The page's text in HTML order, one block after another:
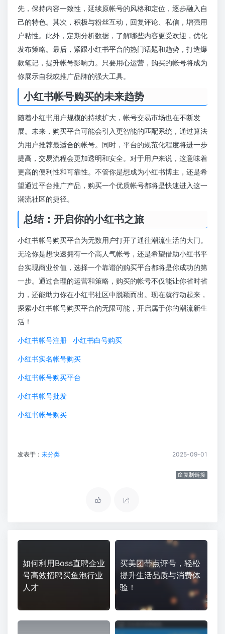
先，保持内容一致性，延续原帐号的风格和定位，逐步融入自
己的特色。其次，积极与粉丝互动，回复评论、私信，增强用
户粘性。此外，定期分析数据，了解哪些内容更受欢迎，优化
发布策略。最后，紧跟小红书平台的热门话题和趋势，打造爆
款笔记，提升帐号影响力。只要用心运营，购买的帐号将成为
你展示自我或推广品牌的强大工具。
小红书帐号购买的未来趋势
随着小红书用户规模的持续扩大，帐号交易市场也在不断发
展。未来，购买平台可能会引入更智能的匹配系统，通过算法
为用户推荐最适合的帐号。同时，平台的规范化程度将进一步
提高，交易流程会更加透明和安全。对于用户来说，这意味着
更高的便利性和可靠性。不管你是想成为小红书博主，还是希
望通过平台推广产品，购买一个优质帐号都将是快速进入这一
潮流社区的捷径。
总结：开启你的小红书之旅
小红书帐号购买平台为无数用户打开了通往潮流生活的大门。
无论你是想快速拥有一个高人气帐号，还是希望借助小红书平
台实现商业价值，选择一个靠谱的购买平台都将是你成功的第
一步。通过合理的运营和策略，购买的帐号不仅能让你省时省
力，还能助力你在小红书社区中脱颖而出。现在就行动起来，
探索小红书帐号购买平台的无限可能，开启属于你的潮流新生
活！
小红书帐号注册 小红书白号购买
小红书实名帐号购买
小红书帐号购买平台
小红书帐号批发
小红书帐号购买
发表于： 未分类 2025-09-01
复制链接
如何利用Boss直聘企业
号高效招聘买鱼泡行业
人才
买美团带点评号，轻松
提升生活品质与消费体
验！